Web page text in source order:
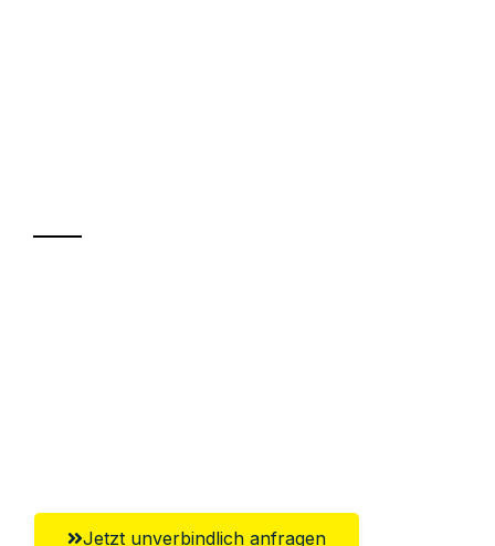
Jetzt unverbindlich anfragen